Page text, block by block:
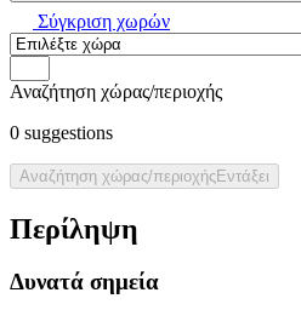
Σύγκριση χωρών
Αναζήτηση χώρας/περιοχής
0 suggestions
Αναζήτηση χώρας/περιοχήςΕντάξει
Περίληψη
Δυνατά σημεία